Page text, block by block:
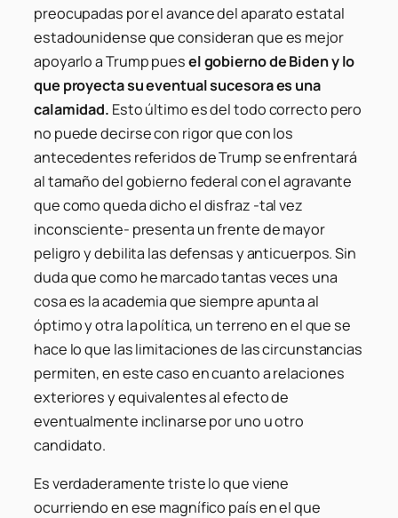
preocupadas por el avance del aparato estatal
estadounidense que consideran que es mejor
apoyarlo a Trump puesel gobierno de Biden y lo
que proyecta su eventual sucesora es una
calamidad. Esto último es del todo correcto pero
no puede decirse con rigor que con los
antecedentes referidos de Trump se enfrentará
al tamaño del gobierno federal con el agravante
que como queda dicho el disfraz -tal vez
inconsciente- presenta un frente de mayor
peligro y debilita las defensas y anticuerpos. Sin
duda que como he marcado tantas veces una
cosa es la academia que siempre apunta al
óptimo y otra la política, un terreno en el que se
hace lo que las limitaciones de las circunstancias
permiten, en este caso en cuanto a relaciones
exteriores y equivalentes al efecto de
eventualmente inclinarse por uno u otro
candidato.
Es verdaderamente triste lo que viene
ocurriendo en ese magnífico país en el que